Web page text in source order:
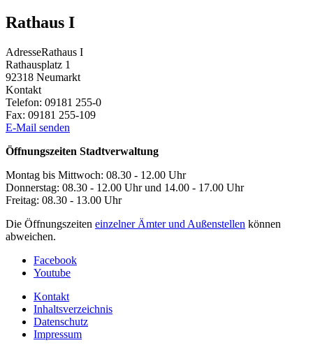
Rathaus I
AdresseRathaus I
Rathausplatz 1
92318 Neumarkt
Kontakt
Telefon: 09181 255-0
Fax: 09181 255-109
E-Mail senden
Öffnungszeiten Stadtverwaltung
Montag bis Mittwoch: 08.30 - 12.00 Uhr
Donnerstag: 08.30 - 12.00 Uhr und 14.00 - 17.00 Uhr
Freitag: 08.30 - 13.00 Uhr
Die Öffnungszeiten einzelner Ämter und Außenstellen können
abweichen.
Facebook
Youtube
Kontakt
Inhaltsverzeichnis
Datenschutz
Impressum